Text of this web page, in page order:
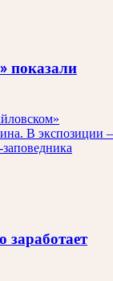
показали
В экспозиции
заработает